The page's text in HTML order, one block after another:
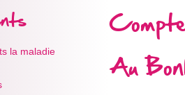
la maladie
Au